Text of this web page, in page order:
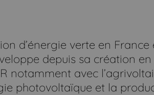
d’énergie verte en France
depuis sa création
notamment avec
photovoltaïque et la